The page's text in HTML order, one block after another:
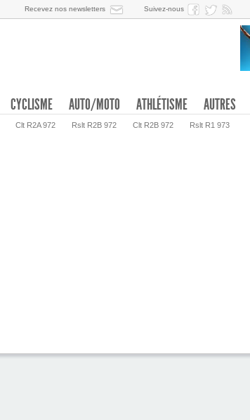
Recevez nos newsletters Suivez-nous
Clt R2A 972 Rslt R2B 972 Clt R2B 972 Rslt R1 973
CYCLISME AUTO/MOTO ATHLÉTISME AUTRES